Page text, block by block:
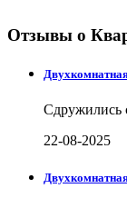
Отзывы о
Сдружились
22-08-2025